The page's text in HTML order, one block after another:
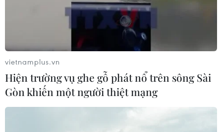
vietnamplus.vn
Hiện trường vụ ghe gỗ phát nổ trên sông Sài
Gòn khiến một người thiệt mạng